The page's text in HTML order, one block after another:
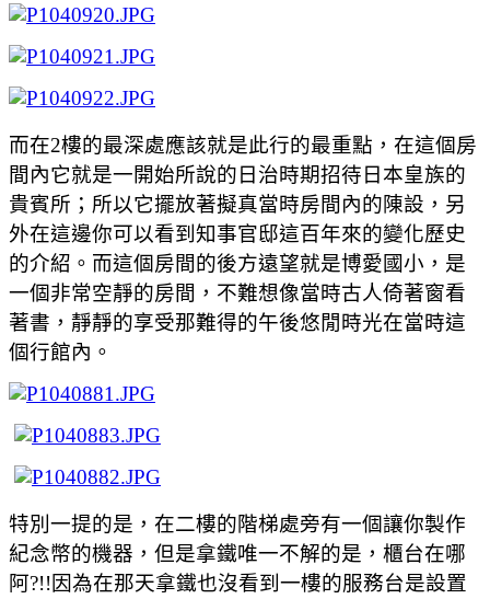
而在2樓的最深處應該就是此行的最重點，在這個房
間內它就是一開始所說的日治時期招待日本皇族的
貴賓所；所以它擺放著擬真當時房間內的陳設，另
外在這邊你可以看到知事官邸這百年來的變化歷史
的介紹。而這個房間的後方遠望就是博愛國小，是
一個非常空靜的房間，不難想像當時古人倚著窗看
著書，靜靜的享受那難得的午後悠閒時光在當時這
個行館內。
特別一提的是，在二樓的階梯處旁有一個讓你製作
紀念幣的機器，但是拿鐵唯一不解的是，櫃台在哪
阿?!!因為在那天拿鐵也沒看到一樓的服務台是設置